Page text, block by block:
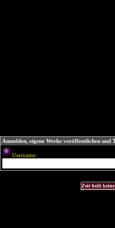
Anmelden, eigene Werke veröffentlichen
Username: